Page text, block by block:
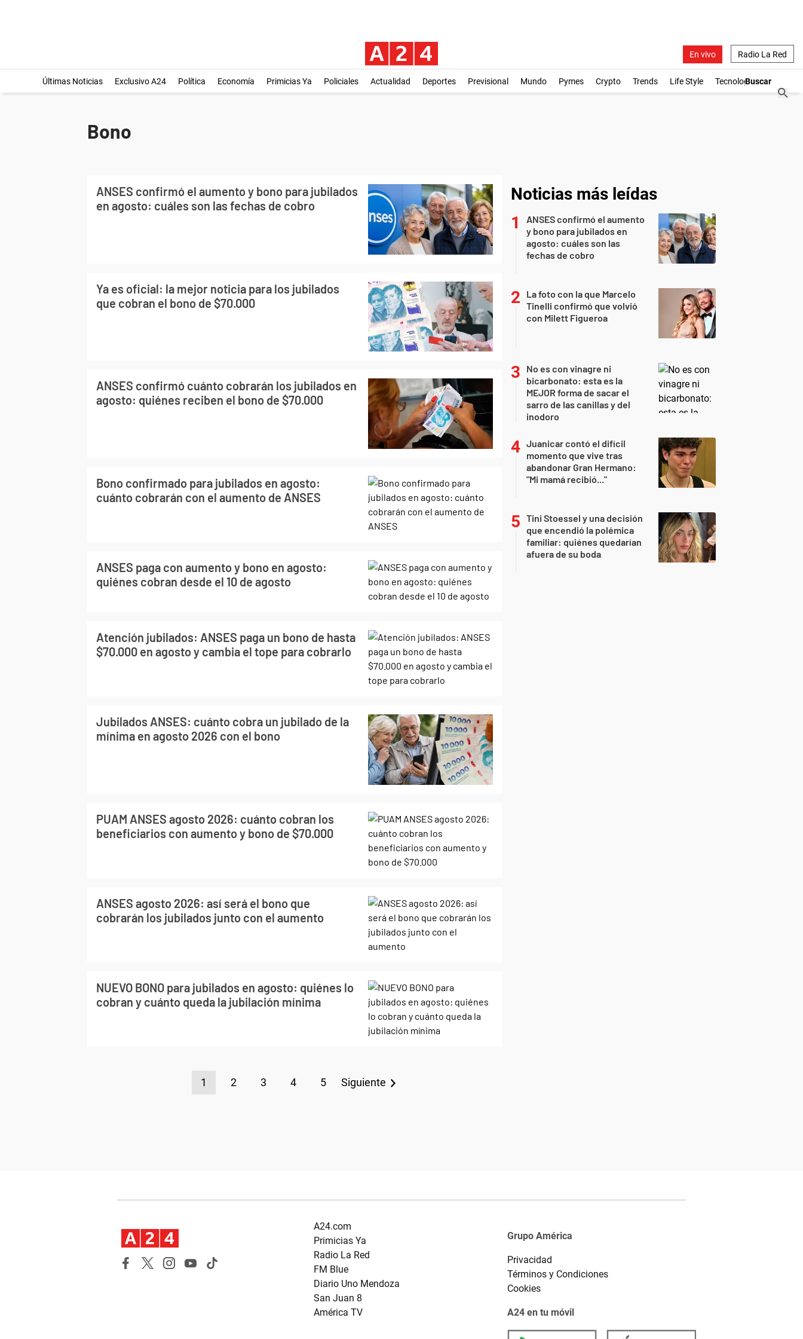
En vivo Radio La Red
Últimas Noticias Exclusivo A24 Política Economía Primicias Ya Policiales Actualidad Deportes Previsional Mundo Pymes Crypto Trends Life Style Tecnología
Bono
ANSES confirmó el aumento y bono para jubilados
en agosto: cuáles son las fechas de cobro
Ya es oficial: la mejor noticia para los jubilados
que cobran el bono de $70.000
ANSES confirmó cuánto cobrarán los jubilados en
agosto: quiénes reciben el bono de $70.000
Bono confirmado para jubilados en agosto:
cuánto cobrarán con el aumento de ANSES
ANSES paga con aumento y bono en agosto:
quiénes cobran desde el 10 de agosto
Atención jubilados: ANSES paga un bono de hasta
$70.000 en agosto y cambia el tope para cobrarlo
Jubilados ANSES: cuánto cobra un jubilado de la
mínima en agosto 2026 con el bono
PUAM ANSES agosto 2026: cuánto cobran los
beneficiarios con aumento y bono de $70.000
ANSES agosto 2026: así será el bono que
cobrarán los jubilados junto con el aumento
NUEVO BONO para jubilados en agosto: quiénes lo
cobran y cuánto queda la jubilación mínima
1 2 3 4 5 Siguiente
Noticias más leídas
ANSES confirmó el aumento
y bono para jubilados en
agosto: cuáles son las
fechas de cobro
La foto con la que Marcelo
Tinelli confirmó que volvió
con Milett Figueroa
No es con vinagre ni
bicarbonato: esta es la
MEJOR forma de sacar el
sarro de las canillas y del
inodoro
Juanicar contó el difícil
momento que vive tras
abandonar Gran Hermano:
"Mi mamá recibió..."
Tini Stoessel y una decisión
que encendió la polémica
familiar: quiénes quedarían
afuera de su boda
A24.com
Primicias Ya
Radio La Red
FM Blue
Diario Uno Mendoza
San Juan 8
América TV
Grupo América
Privacidad
Términos y Condiciones
Cookies
A24 en tu móvil